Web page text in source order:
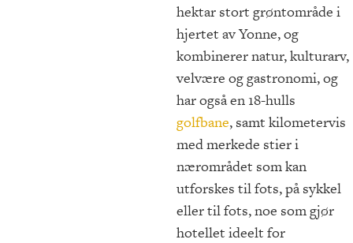
hektar stort grøntområde i
hjertet av Yonne, og
kombinerer natur, kulturarv,
velvære og gastronomi, og
har også en 18-hulls
golfbane, samt kilometervis
med merkede stier i
nærområdet som kan
utforskes til fots, på sykkel
eller til fots, noe som gjør
hotellet ideelt for